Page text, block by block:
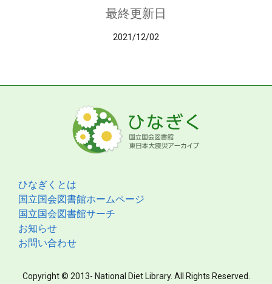
最終更新日
2021/12/02
ひなぎくとは
国立国会図書館ホームページ
国立国会図書館サーチ
お知らせ
お問い合わせ
Copyright © 2013- National Diet Library. All Rights Reserved.